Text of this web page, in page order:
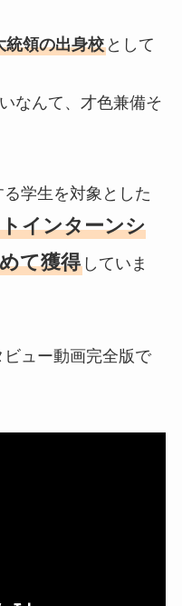
統領の出身校として
なんて、才色兼備そ
学生を対象とした
インターンシ
て獲得していま
ュー動画完全版で